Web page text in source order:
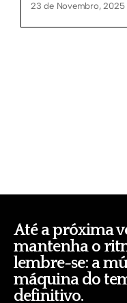
23 de Novembro, 2025
Até a próxima
mantenha o
lembre-se: a
máquina do
definitivo.